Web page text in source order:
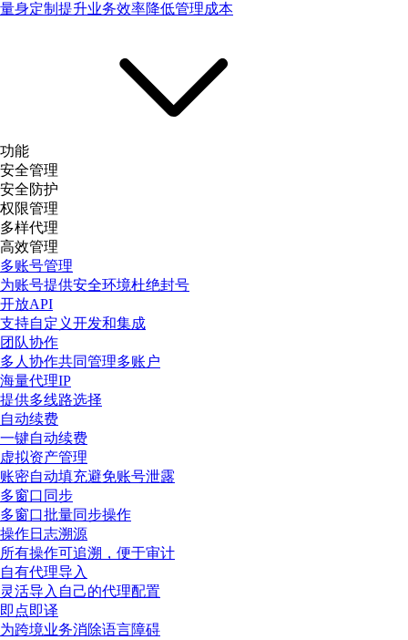
量身定制提升业务效率降低管理成本
功能
安全管理
安全防护
权限管理
多样代理
高效管理
多账号管理
为账号提供安全环境杜绝封号
开放API
支持自定义开发和集成
团队协作
多人协作共同管理多账户
海量代理IP
提供多线路选择
自动续费
一键自动续费
虚拟资产管理
账密自动填充避免账号泄露
多窗口同步
多窗口批量同步操作
操作日志溯源
所有操作可追溯，便于审计
自有代理导入
灵活导入自己的代理配置
即点即译
为跨境业务消除语言障碍